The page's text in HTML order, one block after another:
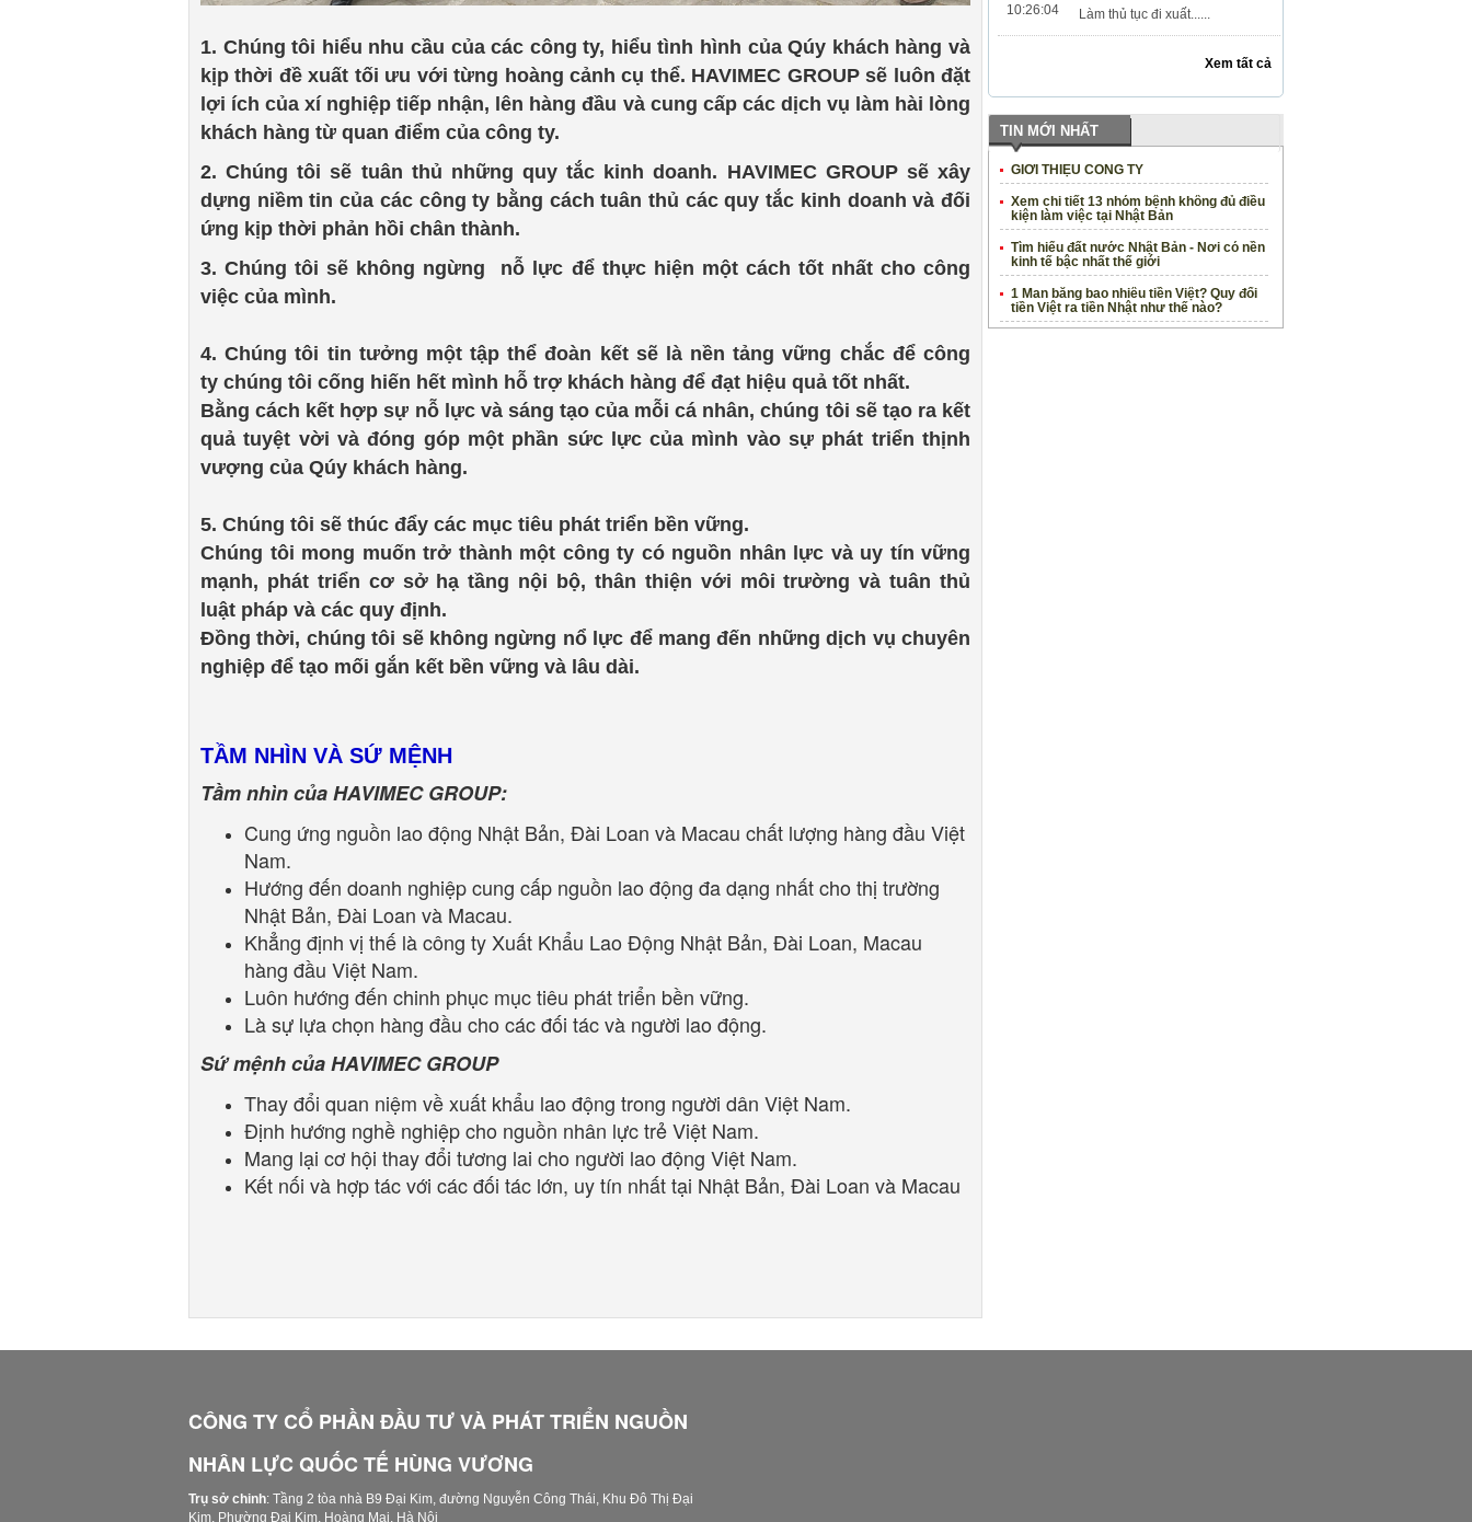
1. Chúng tôi hiểu nhu cầu của các công ty, hiểu tình hình của Qúy khách hàng và
kịp thời đề xuất tối ưu với từng hoàng cảnh cụ thể. HAVIMEC GROUP sẽ luôn đặt
lợi ích của xí nghiệp tiếp nhận, lên hàng đầu và cung cấp các dịch vụ làm hài lòng
khách hàng từ quan điểm của công ty.
2. Chúng tôi sẽ tuân thủ những quy tắc kinh doanh. HAVIMEC GROUP sẽ xây
dựng niềm tin của các công ty bằng cách tuân thủ các quy tắc kinh doanh và đối
ứng kịp thời phản hồi chân thành.
3. Chúng tôi sẽ không ngừng nỗ lực để thực hiện một cách tốt nhất cho công
việc của mình.
4. Chúng tôi tin tưởng một tập thể đoàn kết sẽ là nền tảng vững chắc để công
ty chúng tôi cống hiến hết mình hỗ trợ khách hàng để đạt hiệu quả tốt nhất.
Bằng cách kết hợp sự nỗ lực và sáng tạo của mỗi cá nhân, chúng tôi sẽ tạo ra kết
quả tuyệt vời và đóng góp một phần sức lực của mình vào sự phát triển thịnh
vượng của Qúy khách hàng.
5. Chúng tôi sẽ thúc đẩy các mục tiêu phát triển bền vững.
Chúng tôi mong muốn trở thành một công ty có nguồn nhân lực và uy tín vững
mạnh, phát triển cơ sở hạ tầng nội bộ, thân thiện với môi trường và tuân thủ
luật pháp và các quy định.
Đồng thời, chúng tôi sẽ không ngừng nổ lực để mang đến những dịch vụ chuyên
nghiệp để tạo mối gắn kết bền vững và lâu dài.
TẦM NHÌN VÀ SỨ MỆNH
Tầm nhìn của HAVIMEC GROUP:
Cung ứng nguồn lao động Nhật Bản, Đài Loan và Macau chất lượng hàng đầu Việt
Nam.
Hướng đến doanh nghiệp cung cấp nguồn lao động đa dạng nhất cho thị trường
Nhật Bản, Đài Loan và Macau.
Khẳng định vị thế là công ty Xuất Khẩu Lao Động Nhật Bản, Đài Loan, Macau
hàng đầu Việt Nam.
Luôn hướng đến chinh phục mục tiêu phát triển bền vững.
Là sự lựa chọn hàng đầu cho các đối tác và người lao động.
Sứ mệnh của HAVIMEC GROUP
Thay đổi quan niệm về xuất khẩu lao động trong người dân Việt Nam.
Định hướng nghề nghiệp cho nguồn nhân lực trẻ Việt Nam.
Mang lại cơ hội thay đổi tương lai cho người lao động Việt Nam.
Kết nối và hợp tác với các đối tác lớn, uy tín nhất tại Nhật Bản, Đài Loan và Macau
10:26:04
Làm thủ tục đi xuất......
Xem tất cả
TIN MỚI NHẤT
GIỚI THIỆU CÔNG TY
Xem chi tiết 13 nhóm bệnh không đủ điều
kiện làm việc tại Nhật Bản
Tìm hiểu đất nước Nhật Bản - Nơi có nền
kinh tế bậc nhất thế giới
1 Man bằng bao nhiêu tiền Việt? Quy đổi
tiền Việt ra tiền Nhật như thế nào?
CÔNG TY CỔ PHẦN ĐẦU TƯ VÀ PHÁT TRIỂN NGUỒN
NHÂN LỰC QUỐC TẾ HÙNG VƯƠNG
Trụ sở chinh: Tầng 2 tòa nhà B9 Đại Kim, đường Nguyễn Công Thái, Khu Đô Thị Đại
Kim, Phường Đại Kim, Hoàng Mai, Hà Nội